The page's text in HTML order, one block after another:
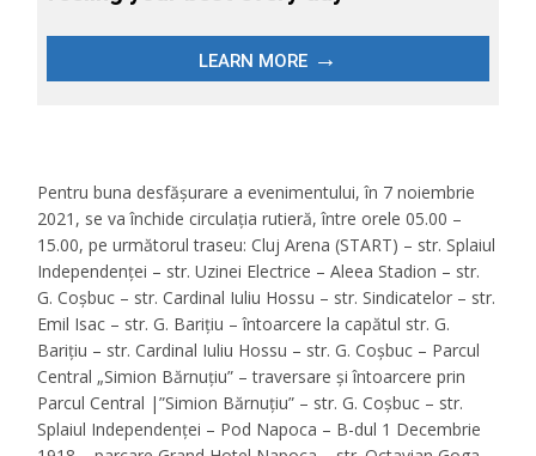
Pentru buna desfășurare a evenimentului, în 7 noiembrie
2021, se va închide circulaţia rutieră, între orele 05.00 –
15.00, pe următorul traseu: Cluj Arena (START) – str. Splaiul
Independenței – str. Uzinei Electrice – Aleea Stadion – str.
G. Coșbuc – str. Cardinal Iuliu Hossu – str. Sindicatelor – str.
Emil Isac – str. G. Barițiu – întoarcere la capătul str. G.
Barițiu – str. Cardinal Iuliu Hossu – str. G. Coșbuc – Parcul
Central „Simion Bărnuțiu” – traversare și întoarcere prin
Parcul Central |”Simion Bărnuțiu” – str. G. Coșbuc – str.
Splaiul Independenței – Pod Napoca – B-dul 1 Decembrie